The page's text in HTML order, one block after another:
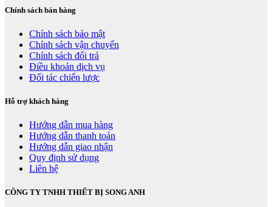
Chính sách bán hàng
Chính sách bảo mật
Chính sách vận chuyển
Chính sách đổi trả
Điều khoản dịch vụ
Đối tác chiến lược
Hỗ trợ khách hàng
Hướng dẫn mua hàng
Hướng dẫn thanh toán
Hướng dẫn giao nhận
Quy định sử dụng
Liên hệ
CÔNG TY TNHH THIẾT BỊ SONG ANH